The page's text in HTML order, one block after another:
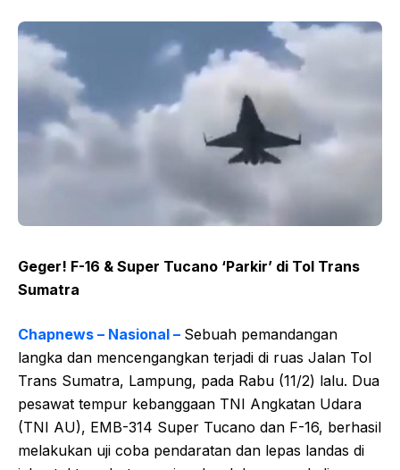
Geger! F-16 & Super Tucano ‘Parkir’ di Tol Trans
Sumatra
Chapnews – Nasional – Sebuah pemandangan
langka dan mencengangkan terjadi di ruas Jalan Tol
Trans Sumatra, Lampung, pada Rabu (11/2) lalu. Dua
pesawat tempur kebanggaan TNI Angkatan Udara
(TNI AU), EMB-314 Super Tucano dan F-16, berhasil
melakukan uji coba pendaratan dan lepas landas di